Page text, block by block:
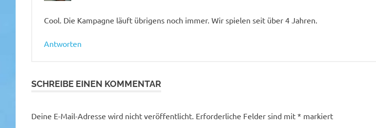
Cool. Die Kampagne läuft übrigens noch immer. Wir spielen seit über 4 Jahren.
Antworten
SCHREIBE EINEN KOMMENTAR
Deine E-Mail-Adresse wird nicht veröffentlicht. Erforderliche Felder sind mit * markiert